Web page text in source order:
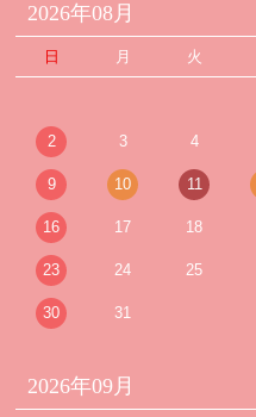
2026年08月
日 月 火
2 3 4
9 10 11
16 17 18
23 24 25
30 31
2026年09月